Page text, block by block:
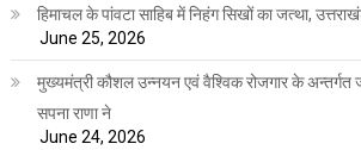
हिमाचल के पांवटा साहिब में निहंग सिखों का जत्था,
June 25, 2026
मुख्यमंत्री कौशल उन्नयन एवं वैश्विक रोजगार के अन्तर्गत
सपना राणा ने
June 24, 2026